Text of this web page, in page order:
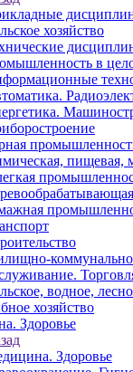
хозяйство
в
пищевая,
водное,
хозяйство
Здоровье
Здоровье